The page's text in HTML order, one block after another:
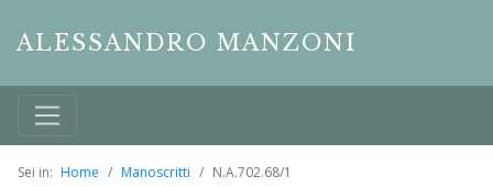
ALESSANDRO MANZONI
Sei in: Home Manoscritti N.A.702.68/1